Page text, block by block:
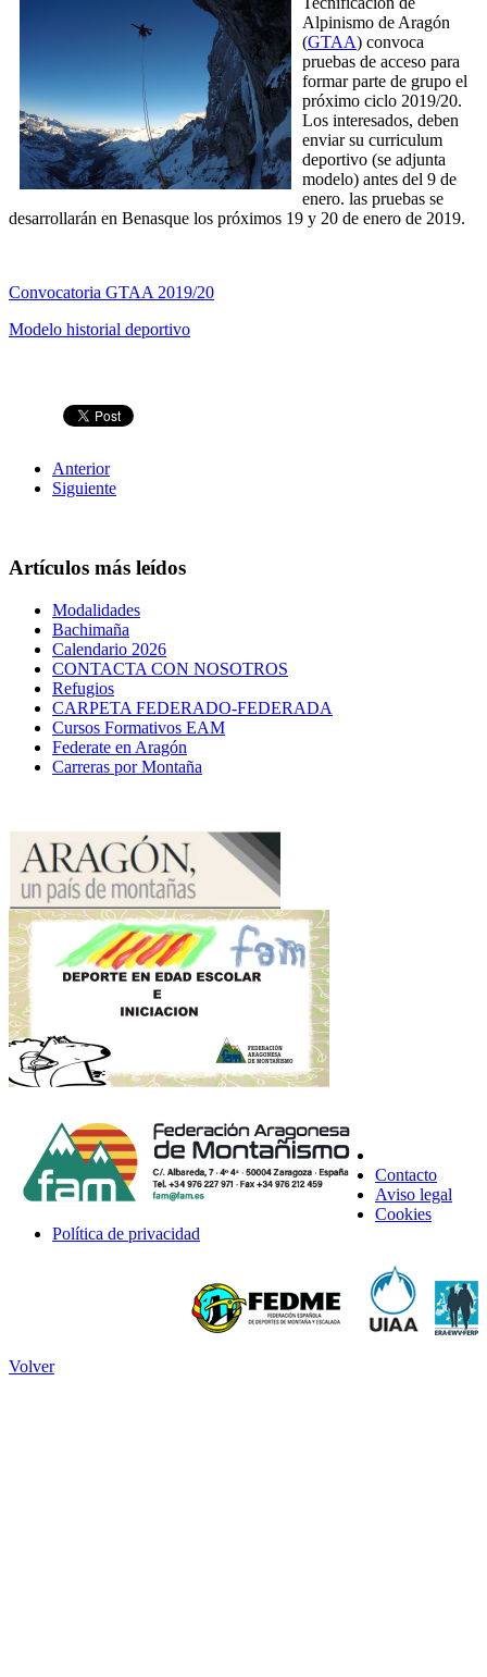
Alpinismo de Aragón
(GTAA) convoca
pruebas de acceso para
formar parte de grupo el
próximo ciclo 2019/20.
Los interesados, deben
enviar su curriculum
deportivo (se adjunta
modelo) antes del 9 de
enero. las pruebas se
desarrollarán en Benasque los próximos 19 y 20 de enero de 2019.
Convocatoria GTAA 2019/20
Modelo historial deportivo
Anterior
Siguiente
Artículos más leídos
Modalidades
Bachimaña
Calendario 2026
CONTACTA CON NOSOTROS
Refugios
CARPETA FEDERADO-FEDERADA
Cursos Formativos EAM
Federate en Aragón
Carreras por Montaña
Contacto
Aviso legal
Cookies
Política de privacidad
Volver